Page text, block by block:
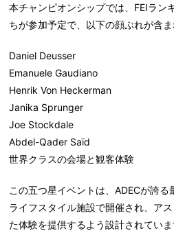
本チャンピオンシップでは、FEIラン
ちが参加予定で、以下の顔ぶれが含ま
Daniel Deusser
Emanuele Gaudiano
Henrik Von Heckerman
Janika Sprunger
Joe Stockdale
Abdel-Qader Saïd
世界クラスの会場と観客体験
この五つ星イベントは、ADECが誇
ライフスタイル施設で開催され、ア
た体験を提供するよう設計されてい